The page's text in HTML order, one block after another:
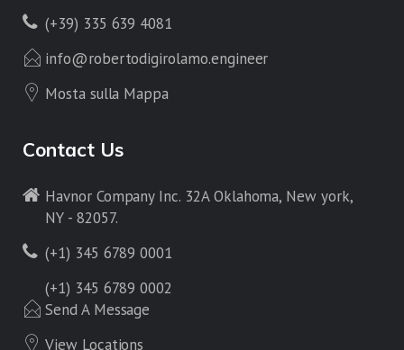
(+39) 335 639 4081
info@robertodigirolamo.engineer
Mosta sulla Mappa
Contact Us
Havnor Company Inc. 32A Oklahoma, New york,
NY - 82057.
(+1) 345 6789 0001
(+1) 345 6789 0002
Send A Message
View Locations